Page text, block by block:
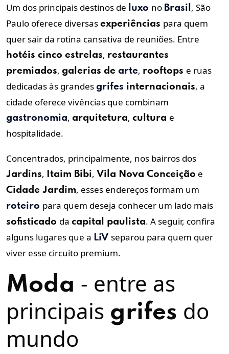
Um dos principais destinos de luxo no Brasil , São
Paulo oferece diversas experiências para quem
quer sair da rotina cansativa de reuniões. Entre
hotéis cinco estrelas, restaurantes
premiados, galerias de arte, rooftops e ruas
dedicadas às grandes grifes internacionais, a
cidade oferece vivências que combinam
gastronomia, arquitetura, cultura e
hospitalidade.
Concentrados, principalmente, nos bairros dos
Jardins, Itaim Bibi, Vila Nova Conceição e
Cidade Jardim, esses endereços formam um
roteiro para quem deseja conhecer um lado mais
sofisticado da capital paulista. A seguir, confira
alguns lugares que a LiV separou para quem quer
viver esse circuito premium.
Moda - entre as
principais grifes do
mundo